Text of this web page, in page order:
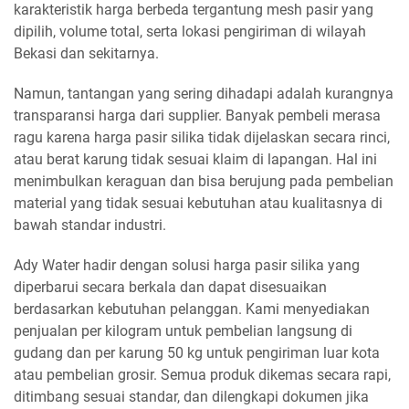
karakteristik harga berbeda tergantung mesh pasir yang
dipilih, volume total, serta lokasi pengiriman di wilayah
Bekasi dan sekitarnya.
Namun, tantangan yang sering dihadapi adalah kurangnya
transparansi harga dari supplier. Banyak pembeli merasa
ragu karena harga pasir silika tidak dijelaskan secara rinci,
atau berat karung tidak sesuai klaim di lapangan. Hal ini
menimbulkan keraguan dan bisa berujung pada pembelian
material yang tidak sesuai kebutuhan atau kualitasnya di
bawah standar industri.
Ady Water hadir dengan solusi harga pasir silika yang
diperbarui secara berkala dan dapat disesuaikan
berdasarkan kebutuhan pelanggan. Kami menyediakan
penjualan per kilogram untuk pembelian langsung di
gudang dan per karung 50 kg untuk pengiriman luar kota
atau pembelian grosir. Semua produk dikemas secara rapi,
ditimbang sesuai standar, dan dilengkapi dokumen jika